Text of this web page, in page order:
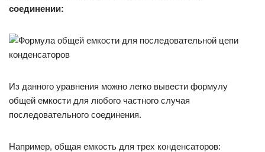
соединении:
Из данного уравнения можно легко вывести формулу
общей емкости для любого частного случая
последовательного соединения.
Например, общая емкость для трех конденсаторов: